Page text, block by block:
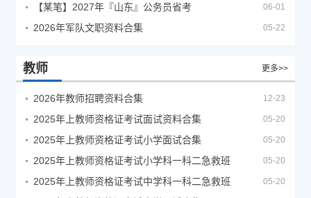
【某笔】2027年『山东』公务员省考 06-01
2026年军队文职资料合集 05-22
教师 更多>>
2026年教师招聘资料合集 12-23
2025年上教师资格证考试面试资料合集 05-20
2025年上教师资格证考试小学面试合集 05-20
2025年上教师资格证考试小学科一科二急救班 05-20
2025年上教师资格证考试中学科一科二急救班 05-20